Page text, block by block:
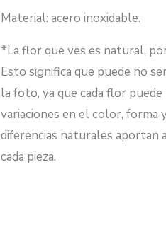
Material: acero inoxidable.
*La flor que ves es natural,
Esto significa que puede no
la foto, ya que cada flor
variaciones en el color, forma
diferencias naturales aportan
cada pieza.